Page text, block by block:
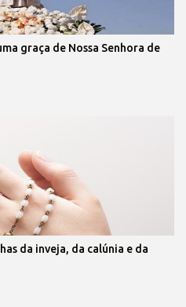
graça de Nossa Senhora de
da inveja, da calúnia e da